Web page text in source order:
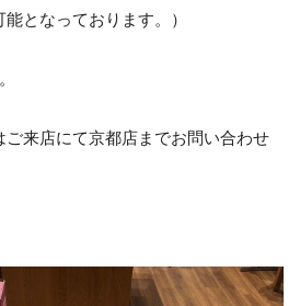
となっております。）
ご来店にて京都店までお問い合わせ